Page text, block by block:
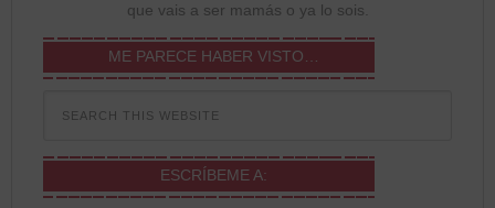
que vais a ser mamás o ya lo sois.
ME PARECE HABER VISTO…
ESCRÍBEME A: